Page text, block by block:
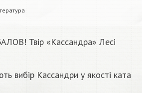
Твір «Кассандра» Лесі
вибір Кассандри у якості ката